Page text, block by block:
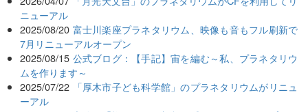
ニューアル
2025/08/20 富士川楽座プラネタリウム、映像も音もフル刷新で
7月リニューアルオープン
2025/08/15 公式ブログ：【手記】宙を編む～私、プラネタリウ
ムを作ります～
2025/07/22
「厚木市子ども科学館」のプラネタリウムがリニュ
ーアル